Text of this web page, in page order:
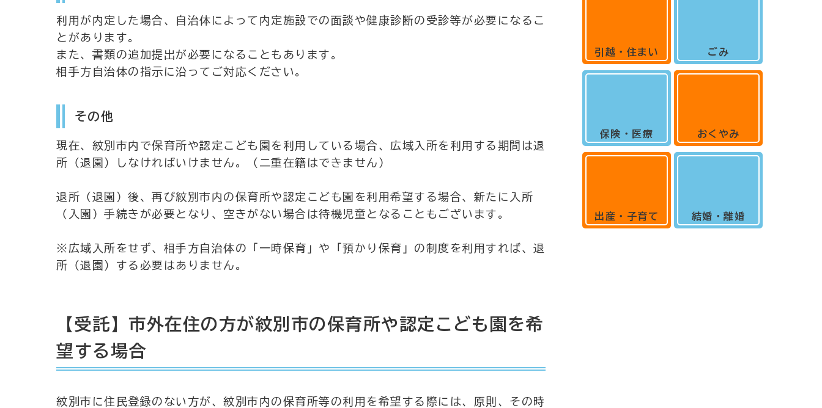
利用が内定した場合、自治体によって内定施設での面談や健康診断の受診等が必要になるこ
とがあります。
また、書類の追加提出が必要になることもあります。
相手方自治体の指示に沿ってご対応ください。
その他
現在、紋別市内で保育所や認定こども園を利用している場合、広域入所を利用する期間は退
所（退園）しなければいけません。（二重在籍はできません）
退所（退園）後、再び紋別市内の保育所や認定こども園を利用希望する場合、新たに入所
（入園）手続きが必要となり、空きがない場合は待機児童となることもございます。
※広域入所をせず、相手方自治体の「一時保育」や「預かり保育」の制度を利用すれば、退
所（退園）する必要はありません。
【受託】市外在住の方が紋別市の保育所や認定こども園を希
望する場合
紋別市に住民登録のない方が、紋別市内の保育所等の利用を希望する際には、原則、その時
引越・住まい
保険・医療
出産・子育て
ごみ
おくやみ
結婚・離婚